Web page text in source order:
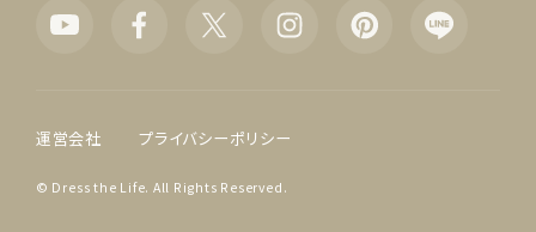
運営会社 プライバシーポリシー
© Dress the Life. All Rights Reserved.